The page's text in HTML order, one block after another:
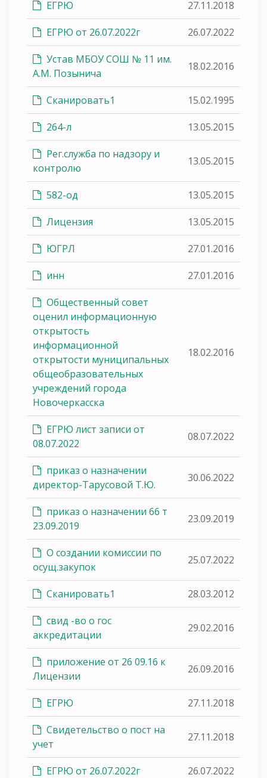
ЕГРЮ 27.11.2018
ЕГРЮ от 26.07.2022г 26.07.2022
Устав МБОУ СОШ № 11 им.
А.М. Позынича
18.02.2016
Сканировать1 15.02.1995
264-л 13.05.2015
Рег.служба по надзору и
контролю
13.05.2015
582-од 13.05.2015
Лицензия 13.05.2015
ЮГРЛ 27.01.2016
инн 27.01.2016
Общественный совет
оценил информационную
открытость
информационной
открытости муниципальных
общеобразовательных
учреждений города
Новочеркасска
18.02.2016
ЕГРЮ лист записи от
08.07.2022
08.07.2022
приказ о назначении
директор-Тарусовой Т.Ю.
30.06.2022
приказ о назначении 66 т
23.09.2019
23.09.2019
О создании комиссии по
осущ.закупок
25.07.2022
Сканировать1 28.03.2012
свид -во о гос
аккредитации
29.02.2016
приложение от 26 09.16 к
Лицензии
26.09.2016
ЕГРЮ 27.11.2018
Свидетельство о пост на
учет
27.11.2018
ЕГРЮ от 26.07.2022г 26.07.2022